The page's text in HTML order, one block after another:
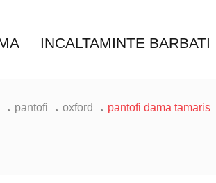
INCALTAMINTE BARBATI
pantofi oxford pantofi dama tamaris